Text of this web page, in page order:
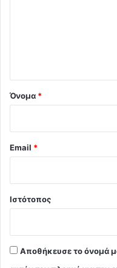
Όνομα *
Email *
Ιστότοπος
Αποθήκευσε το όνομά